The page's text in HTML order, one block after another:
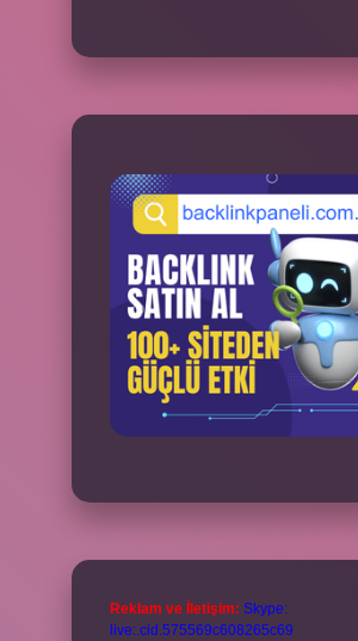
Reklam ve İletişim: Skype:
live:.cid.575569c608265c69